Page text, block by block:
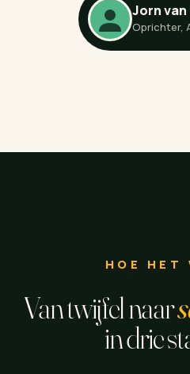
Jorn
Oprichter,
HOE HET
Van twijfel naar
in drie